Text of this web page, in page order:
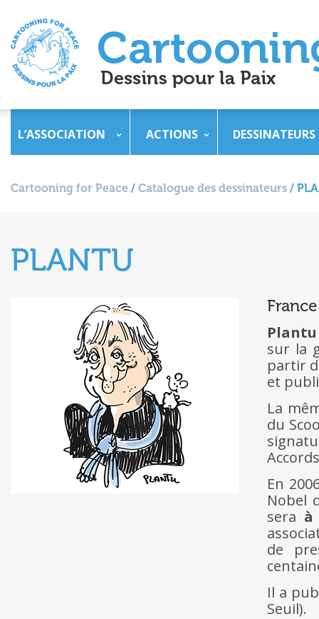
L’ASSOCIATION ACTIONS DESSINATEURS
Cartooning for Peace / Catalogue des dessinateurs /
PLANTU
France
Plantu
sur la
partir
et
La
du
En
Nobel
sera à
de
Il a
Seuil).